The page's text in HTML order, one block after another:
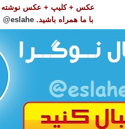
عکس + کلیپ + عکس نوشته
با ما همراه باشید. eslahe@